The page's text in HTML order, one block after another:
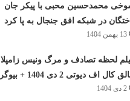
محمدحسین محبی با پیکر جان
در شبکه افق جنجال به پا کرد
13 بهمن 1404
لحظه تصادف و مرگ ونیس زامپلا
کال اف دیوتی 2 دی 1404 + بیوگرافی
2 دی 1404